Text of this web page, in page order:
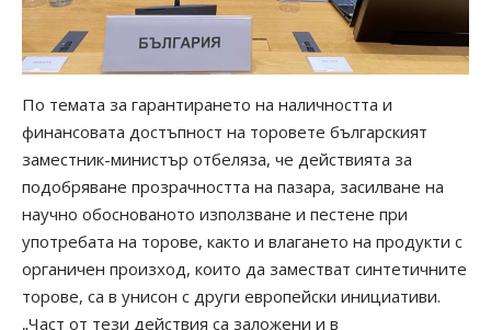
По темата за гарантирането на наличността и
финансовата достъпност на торовете българският
заместник-министър отбеляза, че действията за
подобряване прозрачността на пазара, засилване на
научно обоснованото използване и пестене при
употребата на торове, както и влагането на продукти с
органичен произход, които да заместват синтетичните
торове, са в унисон с други европейски инициативи.
„Част от тези действия са заложени и в